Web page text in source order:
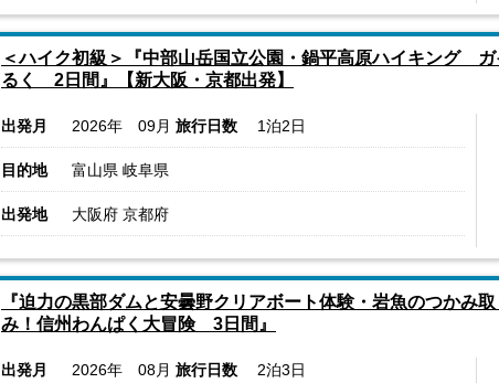
＜ハイク初級＞『中部山岳国立公園・鍋平高原ハイキング
るく 2日間』【新大阪・京都出発】
出発月 2026年 09月 旅行日数 1泊2日
目的地 富山県 岐阜県
出発地 大阪府 京都府
『迫力の黒部ダムと安曇野クリアボート体験・岩魚のつかみ
み！信州わんぱく大冒険 3日間』
出発月 2026年 08月 旅行日数 2泊3日